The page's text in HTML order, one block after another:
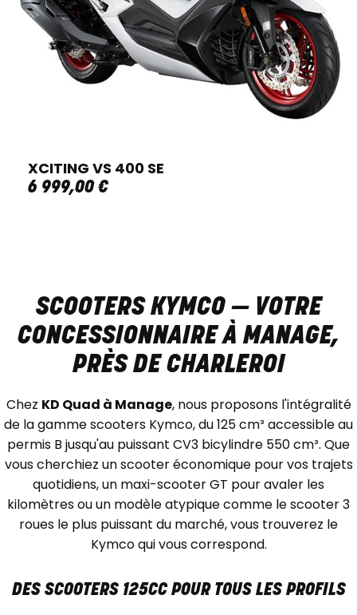
XCITING VS 400 SE
6 999,00€
SCOOTERS KYMCO — VOTRE
CONCESSIONNAIRE À MANAGE,
PRÈS DE CHARLEROI
Chez KD Quad à Manage, nous proposons l'intégralité
de la gamme scooters Kymco, du 125 cm³ accessible au
permis B jusqu'au puissant CV3 bicylindre 550 cm³. Que
vous cherchiez un scooter économique pour vos trajets
quotidiens, un maxi-scooter GT pour avaler les
kilomètres ou un modèle atypique comme le scooter 3
roues le plus puissant du marché, vous trouverez le
Kymco qui vous correspond.
DES SCOOTERS 125CC POUR TOUS LES PROFILS